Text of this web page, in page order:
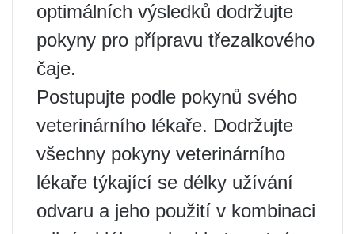
optimálních výsledků dodržujte
pokyny pro přípravu třezalkového
čaje.
Postupujte podle pokynů svého
veterinárního lékaře. Dodržujte
všechny pokyny veterinárního
lékaře týkající se délky užívání
odvaru a jeho použití v kombinaci